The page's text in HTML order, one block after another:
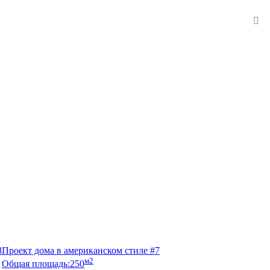
Проект дома в американском стиле #7
Общая площадь:250м2